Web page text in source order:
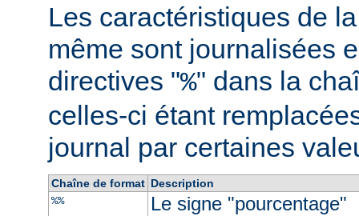
Les caractéristiques de
même sont journalisées
directives "%" dans la
celles-ci étant
journal par certaines
Chaîne de format Description
%%
Le signe "pourcentage"